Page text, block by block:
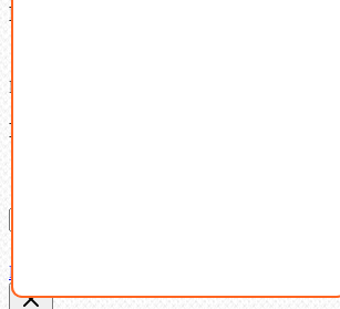
Ваша корзина
В корзине нет товаров.
Поиск
Don't show this popup again